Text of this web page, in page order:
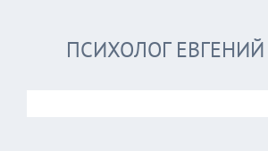
ПСИХОЛОГ